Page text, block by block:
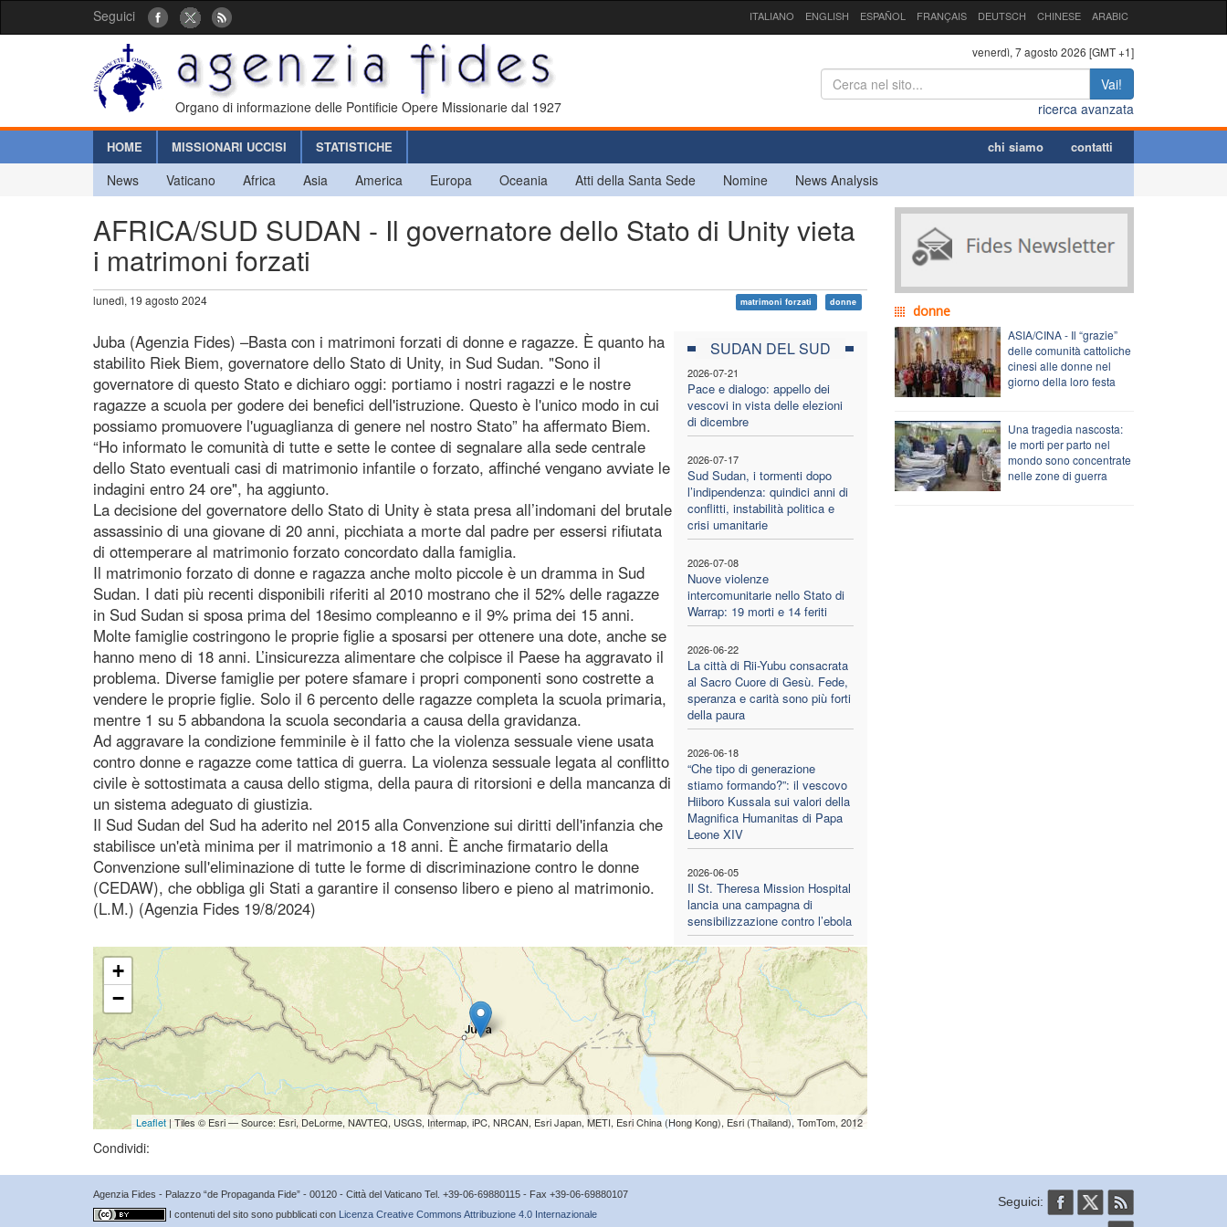
Seguici ITALIANO ENGLISH ESPAÑOL FRANÇAIS DEUTSCH CHINESE ARABIC
Organo di informazione delle Pontificie Opere Missionarie dal 1927
venerdì, 7 agosto 2026 [GMT +1]
Vai!
ricerca avanzata
HOME MISSIONARI UCCISI STATISTICHE chi siamo contatti
News Vaticano Africa Asia America Europa Oceania Atti della Santa Sede Nomine News Analysis
AFRICA/SUD SUDAN - Il governatore dello Stato di Unity vieta
i matrimoni forzati
lunedì, 19 agosto 2024 matrimoni forzati donne
SUDAN DEL SUD
2026-07-21
Pace e dialogo: appello dei
vescovi in vista delle elezioni
di dicembre
2026-07-17
Sud Sudan, i tormenti dopo
l’indipendenza: quindici anni di
conflitti, instabilità politica e
crisi umanitarie
2026-07-08
Nuove violenze
intercomunitarie nello Stato di
Warrap: 19 morti e 14 feriti
2026-06-22
La città di Rii-Yubu consacrata
al Sacro Cuore di Gesù. Fede,
speranza e carità sono più forti
della paura
2026-06-18
“Che tipo di generazione
stiamo formando?”: il vescovo
Hiiboro Kussala sui valori della
Magnifica Humanitas di Papa
Leone XIV
2026-06-05
Il St. Theresa Mission Hospital
lancia una campagna di
sensibilizzazione contro l’ebola
Juba (Agenzia Fides) –Basta con i matrimoni forzati di donne e ragazze. È quanto ha
stabilito Riek Biem, governatore dello Stato di Unity, in Sud Sudan. "Sono il
governatore di questo Stato e dichiaro oggi: portiamo i nostri ragazzi e le nostre
ragazze a scuola per godere dei benefici dell'istruzione. Questo è l'unico modo in cui
possiamo promuovere l'uguaglianza di genere nel nostro Stato” ha affermato Biem.
“Ho informato le comunità di tutte e sette le contee di segnalare alla sede centrale
dello Stato eventuali casi di matrimonio infantile o forzato, affinché vengano avviate le
indagini entro 24 ore", ha aggiunto.
La decisione del governatore dello Stato di Unity è stata presa all’indomani del brutale
assassinio di una giovane di 20 anni, picchiata a morte dal padre per essersi rifiutata
di ottemperare al matrimonio forzato concordato dalla famiglia.
Il matrimonio forzato di donne e ragazza anche molto piccole è un dramma in Sud
Sudan. I dati più recenti disponibili riferiti al 2010 mostrano che il 52% delle ragazze
in Sud Sudan si sposa prima del 18esimo compleanno e il 9% prima dei 15 anni.
Molte famiglie costringono le proprie figlie a sposarsi per ottenere una dote, anche se
hanno meno di 18 anni. L’insicurezza alimentare che colpisce il Paese ha aggravato il
problema. Diverse famiglie per potere sfamare i propri componenti sono costrette a
vendere le proprie figlie. Solo il 6 percento delle ragazze completa la scuola primaria,
mentre 1 su 5 abbandona la scuola secondaria a causa della gravidanza.
Ad aggravare la condizione femminile è il fatto che la violenza sessuale viene usata
contro donne e ragazze come tattica di guerra. La violenza sessuale legata al conflitto
civile è sottostimata a causa dello stigma, della paura di ritorsioni e della mancanza di
un sistema adeguato di giustizia.
Il Sud Sudan del Sud ha aderito nel 2015 alla Convenzione sui diritti dell'infanzia che
stabilisce un'età minima per il matrimonio a 18 anni. È anche firmatario della
Convenzione sull'eliminazione di tutte le forme di discriminazione contro le donne
(CEDAW), che obbliga gli Stati a garantire il consenso libero e pieno al matrimonio.
(L.M.) (Agenzia Fides 19/8/2024)
+
−
Leaflet| Tiles © Esri — Source: Esri, DeLorme, NAVTEQ, USGS, Intermap, iPC, NRCAN, Esri Japan, METI, Esri China (Hong Kong), Esri (Thailand), TomTom, 2012
Condividi:
donne
ASIA/CINA - Il “grazie”
delle comunità cattoliche
cinesi alle donne nel
giorno della loro festa
Una tragedia nascosta:
le morti per parto nel
mondo sono concentrate
nelle zone di guerra
Agenzia Fides - Palazzo “de Propaganda Fide” - 00120 - Città del Vaticano Tel. +39-06-69880115 - Fax +39-06-69880107
I contenuti del sito sono pubblicati con Licenza Creative Commons Attribuzione 4.0 Internazionale
Seguici: